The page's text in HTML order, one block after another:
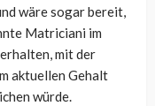
wäre sogar bereit,
Matriciani im
mit der
aktuellen Gehalt
würde.